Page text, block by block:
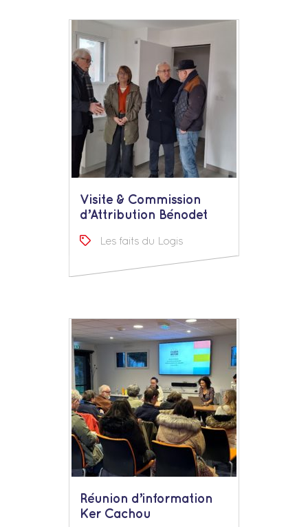
Visite & Commission
d’Attribution Bénodet
Les faits du Logis
Réunion d’information
Ker Cachou